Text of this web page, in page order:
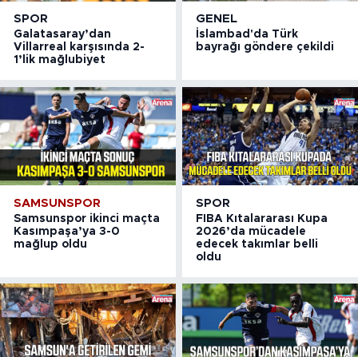
SPOR
Galatasaray’dan
Villarreal karşısında 2-
1’lik mağlubiyet
GENEL
İslambad'da Türk
bayrağı göndere çekildi
SAMSUNSPOR
Samsunspor ikinci maçta
Kasımpaşa’ya 3-0
mağlup oldu
SPOR
FIBA Kıtalararası Kupa
2026’da mücadele
edecek takımlar belli
oldu